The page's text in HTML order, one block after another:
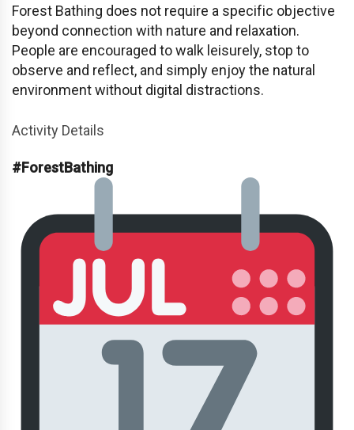
Forest Bathing does not require a specific objective
beyond connection with nature and relaxation.
People are encouraged to walk leisurely, stop to
observe and reflect, and simply enjoy the natural
environment without digital distractions.
Activity Details
#ForestBathing